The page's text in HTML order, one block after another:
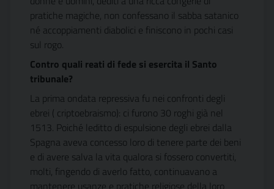
pratiche magiche, non confessano il sabba satanico
né accoppiamenti diabolici e finiscono in pochi casi
sul rogo.
Contro quali reati di fede si esercita il Santo
tribunale?
La prima ondata repressiva fu nei confronti degli
ebrei ( criptoebraismo): ci furono 30 roghi già nel
1513. Poiché leditto di espulsione degli ebrei dalla
Spagna aveva concesso loro di tenere parte dei beni
e di avere salva la vita qualora si fossero convertiti,
molti, fingendo di averlo fatto, continuavano a
mantenere usanze e pratiche religiose della loro